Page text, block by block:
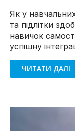
Як у
та підлітки
навичок
успішну
ЧИТАТИ ДАЛІ